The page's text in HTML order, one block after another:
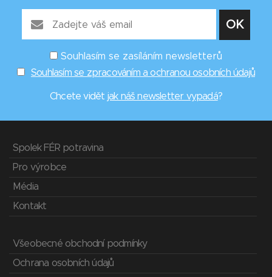
Souhlasím se zasíláním newsletterů
Souhlasím se zpracováním a ochranou osobních údajů
Chcete vidět jak náš newsletter vypadá?
Spolek FÉR potravina
Pro výrobce
Média
Kontakt
Všeobecné obchodní podmínky
Ochrana osobních údajů